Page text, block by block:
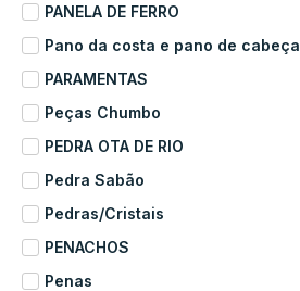
PANELA DE FERRO
Pano da costa e pano de cabeça
PARAMENTAS
Peças Chumbo
PEDRA OTA DE RIO
Pedra Sabão
Pedras/Cristais
PENACHOS
Penas